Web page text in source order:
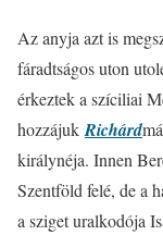
Az anyja azt is
fáradtságos uton
érkeztek a szíciliai
hozzájuk Richárd
királynéja. Innen
Szentföld felé, de a
a sziget uralkodója